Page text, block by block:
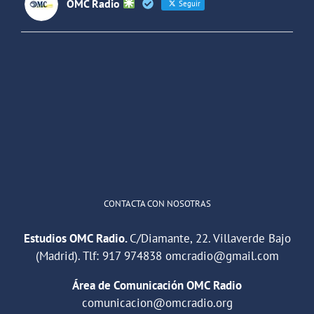
OMC Radio Seguir
CONTACTA CON NOSOTRAS
Estudios OMC Radio.C/Diamante, 22. Villaverde Bajo
(Madrid). Tlf: 917 974838 omcradio@gmail.com
Área de Comunicación OMC Radio
comunicacion@omcradio.org